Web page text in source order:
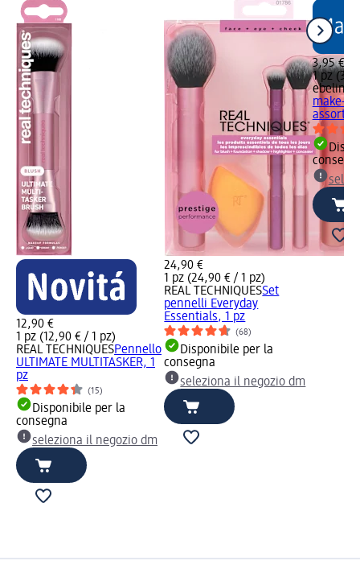
12,90 €
1 pz (12,90 € / 1 pz)
REAL TECHNIQUESPennello
ULTIMATE MULTITASKER, 1
pz
(15)
Disponibile per la
consegna
seleziona il negozio dm
24,90 €
1 pz (24,90 € / 1 pz)
REAL TECHNIQUESSet
pennelli Everyday
Essentials, 1 pz
(68)
Disponibile per la
consegna
seleziona il negozio dm
3,95 €
1 pz
ebelin
make-
assort.,